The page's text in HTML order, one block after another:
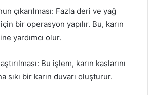
çıkarılması: Fazla deri ve yağ
bir operasyon yapılır. Bu, karın
yardımcı olur.
Bu işlem, karın kaslarını
sıkı bir karın duvarı oluşturur.